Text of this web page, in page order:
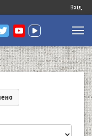
Меню
запису
Вхід